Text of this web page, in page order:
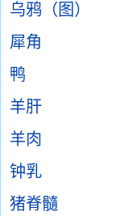
乌鸦（图）
犀角
鸭
羊肝
羊肉
钟乳
猪脊髓